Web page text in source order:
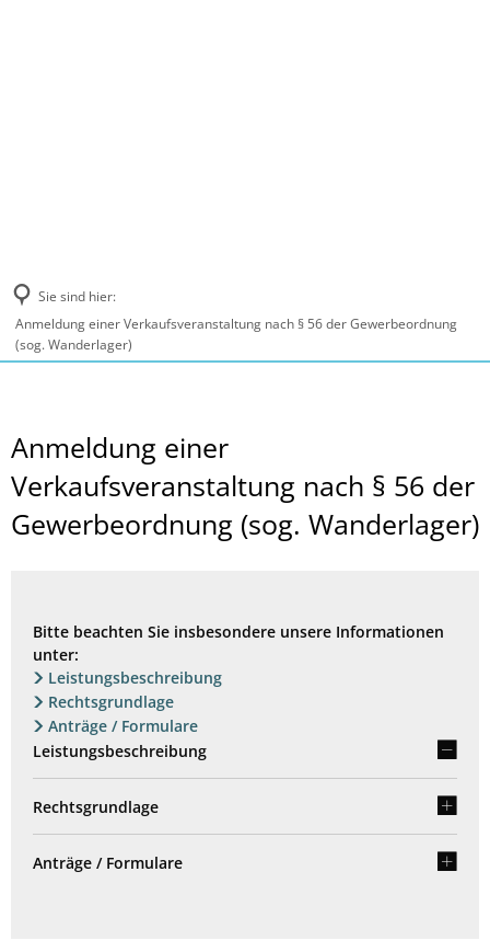
Sie sind hier:
Anmeldung einer Verkaufsveranstaltung nach § 56 der Gewerbeordnung
(sog. Wanderlager)
Anmeldung einer
Verkaufsveranstaltung nach § 56 der
Gewerbeordnung (sog. Wanderlager)
Bitte beachten Sie insbesondere unsere Informationen
unter:
Leistungsbeschreibung
Rechtsgrundlage
Anträge / Formulare
Leistungsbeschreibung
Rechtsgrundlage
Anträge / Formulare